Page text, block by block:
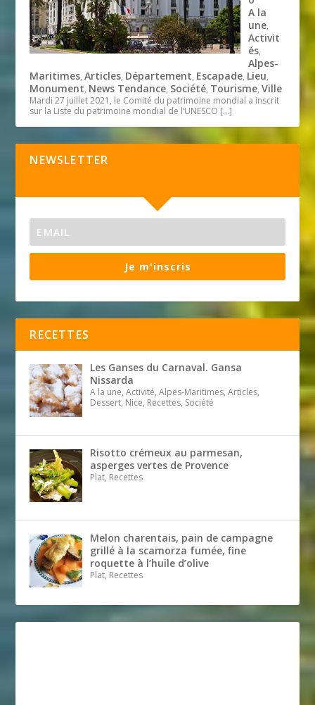
A la
une,
Activit
és,
Alpes-
Maritimes,Articles, Département, Escapade, Lieu,
Monument, News Tendance, Société, Tourisme,Ville
Mardi 27 juillet 2021, le Comité du patrimoine mondial a inscrit
sur la Liste du patrimoine mondial de l’UNESCO […]
NEWSLETTER
Je m'inscris
RECETTES
Les Ganses du Carnaval. Gansa
Nissarda
A la une, Activité, Alpes-Maritimes, Articles,
Dessert, Nice, Recettes, Société
Risotto crémeux au parmesan,
asperges vertes de Provence
Plat, Recettes
Melon charentais, pain de campagne
grillé à la scamorza fumée, fine
roquette à l’huile d’olive
Plat, Recettes